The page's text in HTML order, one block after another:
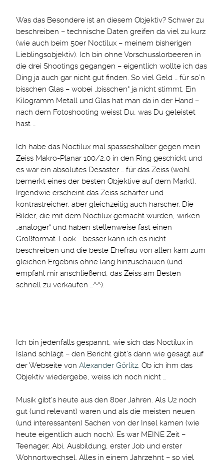
Was das Besondere ist an diesem Objektiv? Schwer zu
beschreiben – technische Daten greifen da viel zu kurz
(wie auch beim 50er Noctilux – meinem bisherigen
Lieblingsobjektiv). Ich bin ohne Vorschusslorbeeren in
die drei Shootings gegangen – eigentlich wollte ich das
Ding ja auch gar nicht gut finden. So viel Geld … für so’n
bisschen Glas – wobei „bisschen“ ja nicht stimmt. Ein
Kilogramm Metall und Glas hat man da in der Hand –
nach dem Fotoshooting weisst Du, was Du geleistet
hast …
Ich habe das Noctilux mal spasseshalber gegen mein
Zeiss Makro-Planar 100/2,0 in den Ring geschickt und
es war ein absolutes Desaster … für das Zeiss (wohl
bemerkt eines der besten Objektive auf dem Markt).
Irgendwie erscheint das Zeiss schärfer und
kontrastreicher, aber gleichzeitig auch harscher. Die
Bilder, die mit dem Noctilux gemacht wurden, wirken
„analoger“ und haben stellenweise fast einen
Großformat-Look … besser kann ich es nicht
beschreiben und die beste Ehefrau von allen kam zum
gleichen Ergebnis ohne lang hinzuschauen (und
empfahl mir anschließend, das Zeiss am Besten
schnell zu verkaufen …^^).
Ich bin jedenfalls gespannt, wie sich das Noctilux in
Island schlägt – den Bericht gibt’s dann wie gesagt auf
der Webseite vonAlexander Görlitz. Ob ich ihm das
Objektiv wiedergebe, weiss ich noch nicht …
Musik gibt’s heute aus den 80er Jahren. Als U2 noch
gut (und relevant) waren und als die meisten neuen
(und interessanten) Sachen von der Insel kamen (wie
heute eigentlich auch noch). Es war MEINE Zeit –
Teenager, Abi, Ausbildung, erster Job und erster
Wohnortwechsel. Alles in einem Jahrzehnt – so viel